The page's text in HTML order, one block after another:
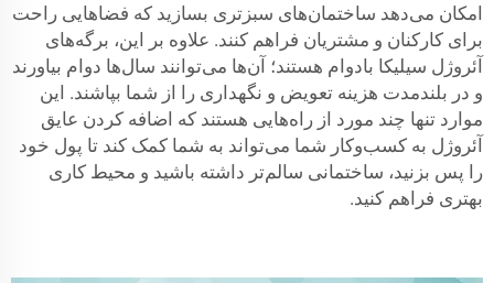
امکان می‌دهد ساختمان‌های سبزتری بسازید که فضاهایی راحت
برای کارکنان و مشتریان فراهم کنند. علاوه بر این، برگه‌های
آئروژل سیلیکا بادوام هستند؛ آن‌ها می‌توانند سال‌ها دوام بیاورند
و در بلندمدت هزینه تعویض و نگهداری را از شما بپاشند. این
موارد تنها چند مورد از راه‌هایی هستند که اضافه کردن عایق
آئروژل به کسب‌وکار شما می‌تواند به شما کمک کند تا پول خود
را پس بزنید، ساختمانی سالم‌تر داشته باشید و محیط کاری
بهتری فراهم کنید.